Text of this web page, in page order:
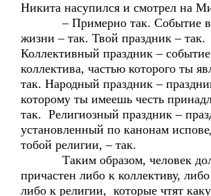
Никита насупился и смотрел на
– Примерно так. Событие в
жизни – так. Твой праздник – так.
Коллективный праздник –
коллектива, частью которого ты
так. Народный праздник –
которому ты имеешь честь
так. Религиозный праздник –
установленный по канонам
тобой религии, – так.
Таким образом, человек
причастен либо к коллективу,
либо к религии, которые чтят